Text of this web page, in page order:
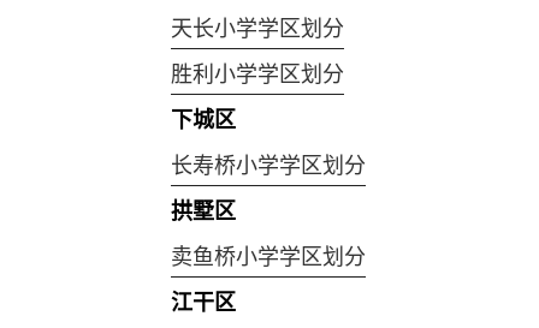
天长小学学区划分
胜利小学学区划分
下城区
长寿桥小学学区划分
拱墅区
卖鱼桥小学学区划分
江干区